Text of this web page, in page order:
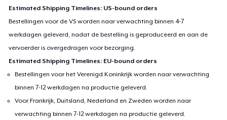
Estimated Shipping Timelines: US-bound orders
Bestellingen voor de VS worden naar verwachting binnen 4-7
werkdagen geleverd, nadat de bestelling is geproduceerd en aan de
vervoerder is overgedragen voor bezorging.
Estimated Shipping Timelines: EU-bound orders
Bestellingen voor het Verenigd Koninkrijk worden naar verwachting
binnen 7-12 werkdagen na productie geleverd.
Voor Frankrijk, Duitsland, Nederland en Zweden worden naar
verwachting binnen 7-12 werkdagen na productie geleverd.